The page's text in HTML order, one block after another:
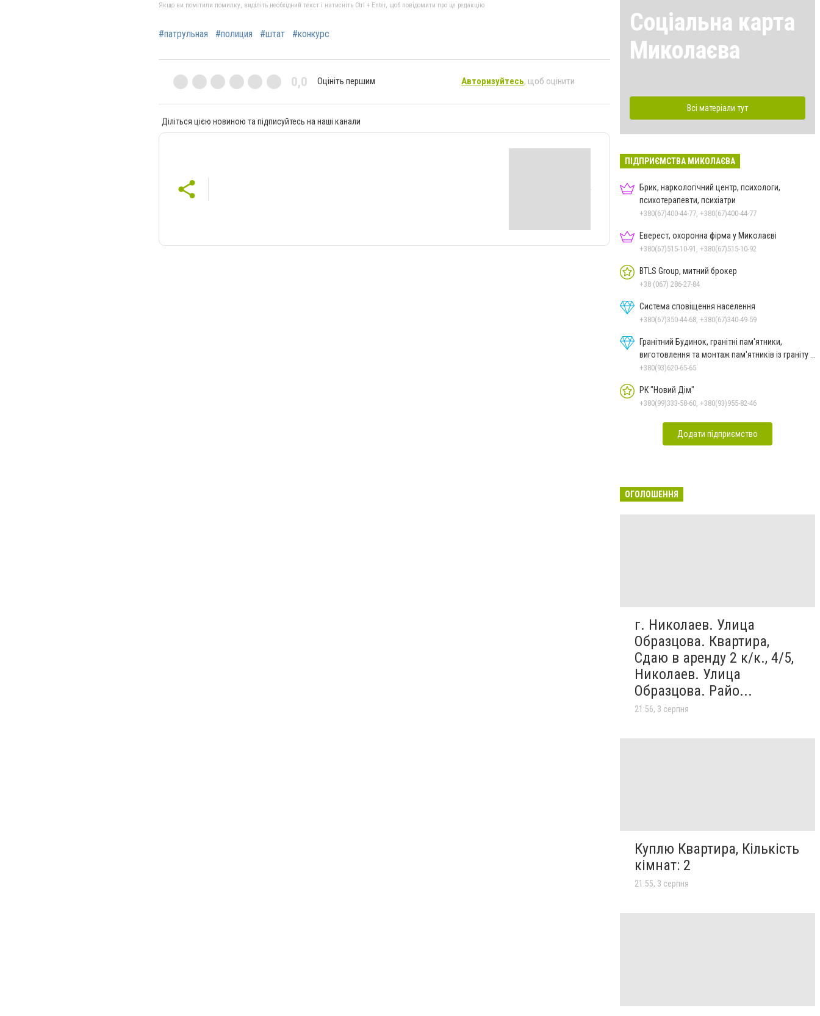
Якщо ви помітили помилку, виділіть необхідний текст і натисніть Ctrl + Enter, щоб повідомити про це редакцію
#патрульная #полиция #штат #конкурс
0,0 Оцініть першим Авторизуйтесь, щоб оцінити
Діліться цією новиною та підписуйтесь на наші канали
Соціальна карта
Миколаєва
Всі матеріали тут
ПІДПРИЄМСТВА МИКОЛАЄВА
Брик, наркологічний центр, психологи,
психотерапевти, психіатри
+380(67)400-44-77, +380(67)400-44-77
Еверест, охоронна фірма у Миколаєві
+380(67)515-10-91, +380(67)515-10-92
BTLS Group, митний брокер
+38 (067) 286-27-84
Система сповіщення населення
+380(67)350-44-68, +380(67)340-49-59
Гранітний Будинок, гранітні пам'ятники,
виготовлення та монтаж пам'ятників із граніту в
Миколаєві
+380(93)620-65-65
РК "Новий Дім"
+380(99)333-58-60, +380(93)955-82-46
Додати підприємство
ОГОЛОШЕННЯ
г. Николаев. Улица
Образцова. Квартира,
Сдаю в аренду 2 к/к., 4/5,
Николаев. Улица
Образцова. Райо...
21:56, 3 серпня
Куплю Квартира, Кількість
кімнат: 2
21:55, 3 серпня